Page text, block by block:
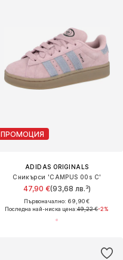
ПРОМОЦИЯ
ADIDAS ORIGINALS
Сникърси 'CAMPUS 00s C'
47,90 €(93,68 лв.³)
Първоначално: 69,90 €
Последна най-ниска цена:49,22 €-2%